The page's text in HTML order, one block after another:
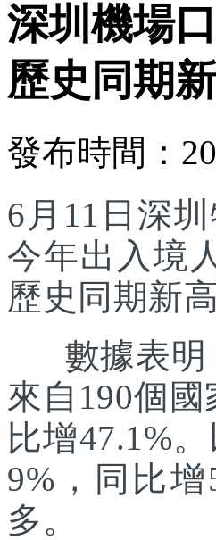
深圳機場
歷史同期
發布時間：
6月11日深
今年出入境
歷史同期新高
數據表明
來自190個
比增47.1%
9%，同比
多。